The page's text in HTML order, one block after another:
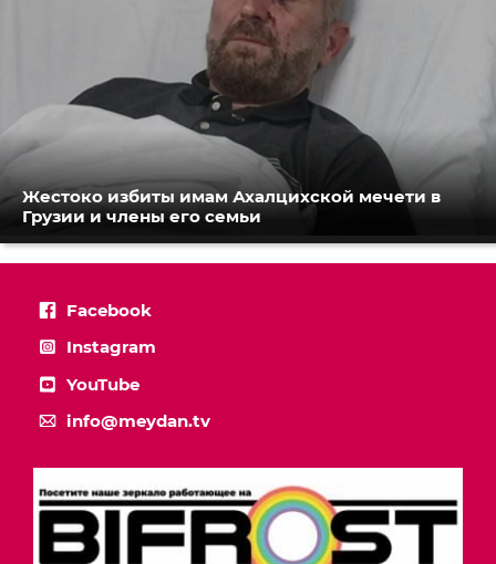
Жестоко избиты имам Ахалцихской мечети в
Грузии и члены его семьи
Facebook
Instagram
YouTube
info@meydan.tv